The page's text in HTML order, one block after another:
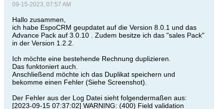
09-15-2023, 07:57 AM
Hallo zusammen,
ich habe EspoCRM geupdatet auf die Version 8.0.1 und das
Advance Pack auf 3.0.10 . Zudem besitze ich das "sales Pack"
in der Version 1.2.2.
Ich möchte eine bestehende Rechnung duplizieren.
Das funktoniert auch.
Anschließend möchte ich das Duplikat speichern und
bekomme einen Fehler (Siehe Screenshot).
Der Fehler aus der Log Datei sieht folgendermaßen aus:
[2023-09-15 07:37:02] WARNING: (400) Field validation